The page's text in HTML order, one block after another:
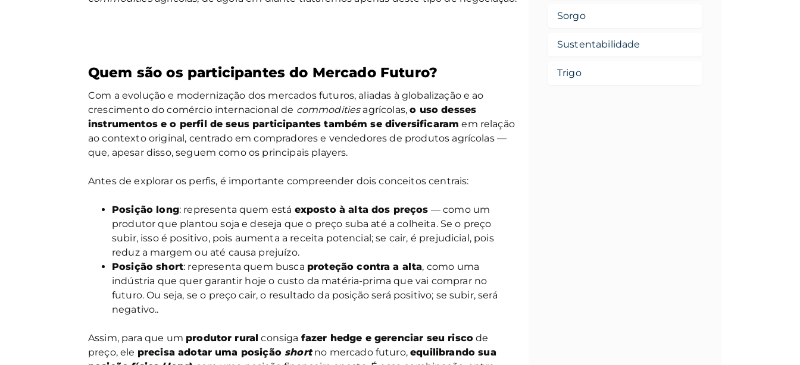
Quem são os participantes do Mercado Futuro?
Com a evolução e modernização dos mercados futuros, aliadas à globalização e ao
crescimento do comércio internacional de commoditiesagrícolas,o uso desses
instrumentos e o perfil de seus participantes também se diversificaram em relação
ao contexto original, centrado em compradores e vendedores de produtos agrícolas —
que, apesar disso, seguem como os principais players.
Antes de explorar os perfis, é importante compreender dois conceitos centrais:
Posição long: representa quem está exposto à alta dos preços — como um
produtor que plantou soja e deseja que o preço suba até a colheita. Se o preço
subir, isso é positivo, pois aumenta a receita potencial; se cair, é prejudicial, pois
reduz a margem ou até causa prejuízo.
Posição short: representa quem busca proteção contra a alta, como uma
indústria que quer garantir hoje o custo da matéria-prima que vai comprar no
futuro. Ou seja, se o preço cair, o resultado da posição será positivo; se subir, será
negativo..
Assim, para que um produtor rural consiga fazer hedge e gerenciar seu risco de
preço, ele precisa adotar uma posiçãoshortno mercado futuro,equilibrando sua
Sorgo
Sustentabilidade
Trigo